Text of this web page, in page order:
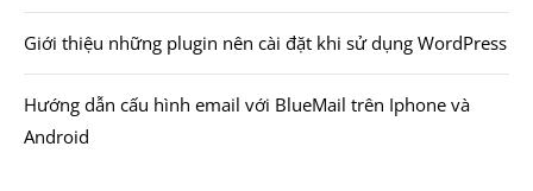
Giới thiệu những plugin nên cài đặt khi sử dụng WordPress
Hướng dẫn cấu hình email với BlueMail trên Iphone và
Android